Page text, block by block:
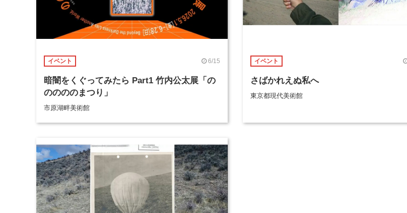
イベント 6/15
暗闇をくぐってみたら Part1 竹内公太展「の
ののののまつり」
市原湖畔美術館
イベント
さばかれえぬ私へ
東京都現代美術館